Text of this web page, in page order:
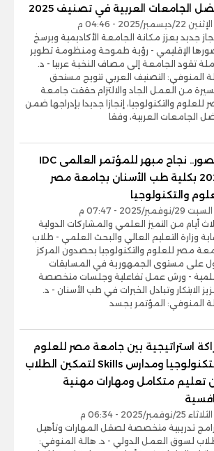
الجامعات العربية في تصنيف 2025
الإثنين 22/ديسمبر/2025 - 04:46 م
جديد يعزز مكانة الجامعة الأكاديمية ويرسخ
الإقليمي - رؤية طموحة ومنظومة تطوير
تقود الجامعة إلى مصاف النخبة عربيا - د.
المنوفي: التصنيف العربي تتويج مستحق
من العمل الجاد والالتزام حققت جامعة
للعلوم والتكنولوجيا، إنجازا جديدا بإدراجها ضمن
الجامعات العربية، وفقا
بالصور.. نجاح مبهر للمؤتمر العالمى IDC
2025 بكلية طب الأسنان بجامعة مصر
والتكنولوجيا
السبت 29/نوفمبر/2025 - 07:47 م
أيام من التميز العلمي والمشاركات الدولية
وزارة التعليم العالي والبحث العلمي - طلاب
مصر للعلوم والتكنولوجيا يحصدون المركز
على مستوى الجمهورية في المسابقات
- ورش عمل تفاعلية وجلسات متخصصة
الابتكار وتبادل الخبرات في طب الأسنان - د.
المنوفي: المؤتمر يجسد
استراتيجية بين جامعة مصر للعلوم
والتكنولوجيا ومدارس Skills لتمكين الطلاب
تعليم متكامل ومهارات مهنية
الثلاثاء 25/نوفمبر/2025 - 06:34 م
تدريبية متخصصة لصقل المهارات وتأهيل
لسوق العمل الدولي - د. هالة المنوفي: